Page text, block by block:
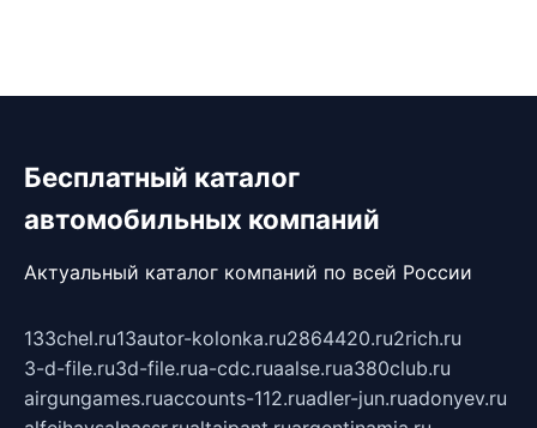
Бесплатный каталог
автомобильных компаний
Актуальный каталог компаний по всей России
133chel.ru13autor-kolonka.ru2864420.ru2rich.ru
3-d-file.ru3d-file.rua-cdc.ruaalse.rua380club.ru
airgungames.ruaccounts-112.ruadler-jun.ruadonyev.ru